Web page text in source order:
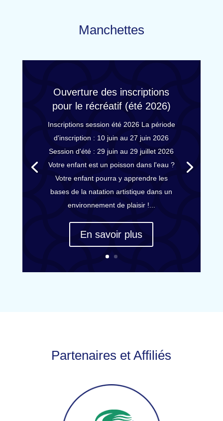
Manchettes
Ouverture des inscriptions
pour le récréatif (été 2026)
Inscriptions session été 2026 La période
d'inscription : 10 juin au 27 juin 2026
Session d'été : 29 juin au 29 juillet 2026
Votre enfant est un poisson dans l'eau ?
Votre enfant pourra y apprendre les
bases de la natation artistique dans un
environnement de plaisir !...
En savoir plus
Partenaires et Affiliés